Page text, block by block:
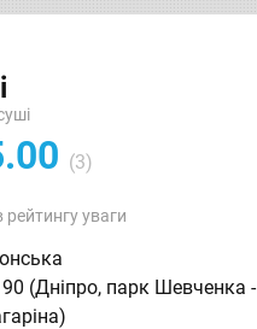
(3)
рейтингу уваги
(Дніпро, парк Шевченка -